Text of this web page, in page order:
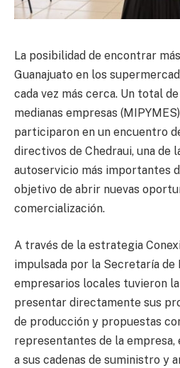
La posibilidad de encontrar
Guanajuato en los
cada vez más cerca. Un total
medianas empresas
participaron en un encuentro
directivos de Chedraui, una de
autoservicio más importantes
objetivo de abrir nuevas
comercialización.
A través de la estrategia
impulsada por la Secretaría de
empresarios locales tuvieron
presentar directamente sus
de producción y propuestas
representantes de la empresa,
a sus cadenas de suministro y